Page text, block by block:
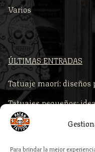
Para brindar la mejor
Varios
ÚLTIMAS ENTRADAS
Tatuaje maorí: diseños
Tatuajes pequeños:
Comprar piercings